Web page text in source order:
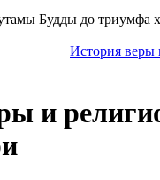
Будды до триумфа
История веры
и